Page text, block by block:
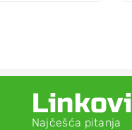
Linkovi
Najčešća pitanja